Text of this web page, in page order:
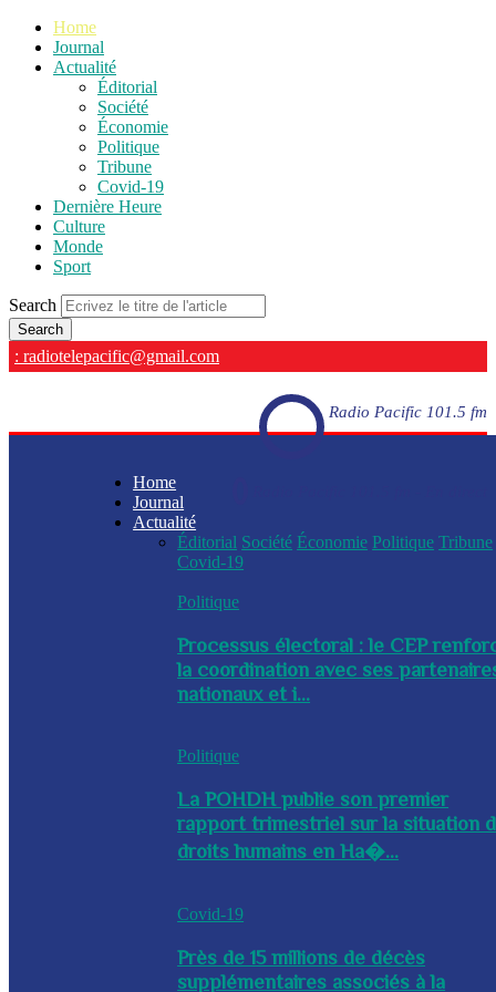
Home
Journal
Actualité
Éditorial
Société
Économie
Politique
Tribune
Covid-19
Dernière Heure
Culture
Monde
Sport
Search
: radiotelepacific@gmail.com
Radio Pacific 101.5 fm
Home
Journal
Actualité
Éditorial Société Économie Politique Tribune
Covid-19
Politique
Processus électoral : le CEP
la coordination avec ses
nationaux et i...
Politique
La POHDH publie son premier
rapport trimestriel sur la situation
droits humains en Ha�...
Covid-19
Près de 15 millions de décès
supplémentaires associés à la